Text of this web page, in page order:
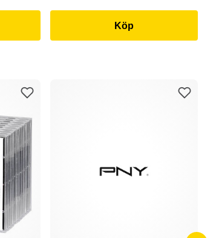
Köp